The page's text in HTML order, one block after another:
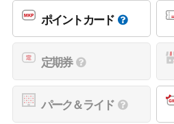
ポイントカード
定期券
パーク＆ライド